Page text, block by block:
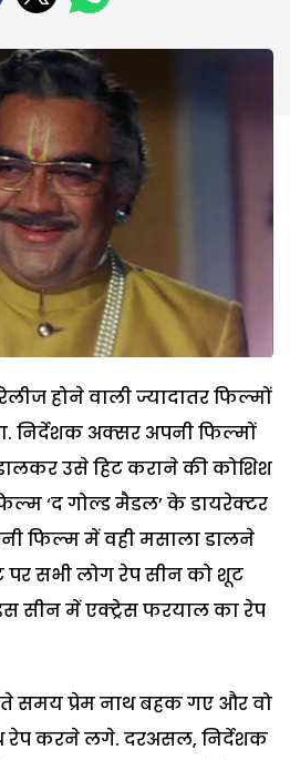
होने वाली ज्यादातर फिल्मों
निर्देशक अक्सर अपनी फिल्मों
उसे हिट कराने की कोशिश
‘द गोल्ड मैडल’ के डायरेक्टर
फिल्म में वही मसाला डालने
पर सभी लोग रेप सीन को शूट
सीन में एक्ट्रेस फरयाल का रेप
समय प्रेम नाथ बहक गए और वो
करने लगे. दरअसल, निर्देशक